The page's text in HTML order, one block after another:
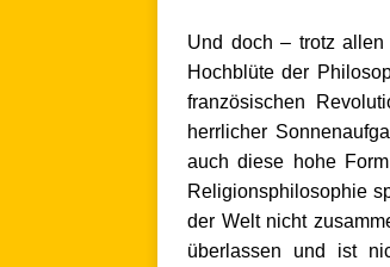
Und doch – trotz
Hochblüte der
französischen
herrlicher
auch diese hohe
Religionsphilosophie
der Welt nicht
überlassen und ist